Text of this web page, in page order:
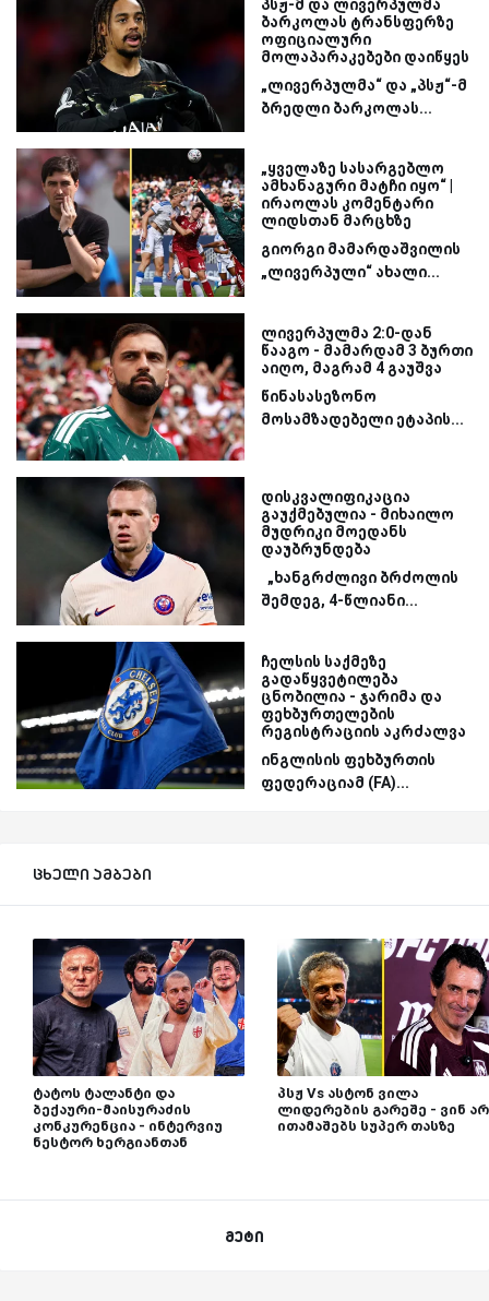
პსჟ-მ და ლივერპულმა
ბარკოლას ტრანსფერზე
ოფიციალური
მოლაპარაკებები დაიწყეს
„ლივერპულმა“ და „პსჟ“-მ
ბრედლი ბარკოლას...
„ყველაზე სასარგებლო
ამხანაგური მატჩი იყო“ |
ირაოლას კომენტარი
ლიდსთან მარცხზე
გიორგი მამარდაშვილის
„ლივერპული“ ახალი...
ლივერპულმა 2:0-დან
წააგო - მამარდამ 3 ბურთი
აიღო, მაგრამ 4 გაუშვა
წინასასეზონო
მოსამზადებელი ეტაპის...
დისკვალიფიკაცია
გაუქმებულია - მიხაილო
მუდრიკი მოედანს
დაუბრუნდება
„ხანგრძლივი ბრძოლის
შემდეგ, 4-წლიანი...
ჩელსის საქმეზე
გადაწყვეტილება
ცნობილია - ჯარიმა და
ფეხბურთელების
რეგისტრაციის აკრძალვა
ინგლისის ფეხბურთის
ფედერაციამ (FA)...
ცხელი ამბები
ტატოს ტალანტი და
ბექაური-მაისურაძის
კონკურენცია - ინტერვიუ
ნესტორ ხერგიანთან
პსჟ Vs ასტონ ვილა
ლიდერების გარეშე - ვინ არ
ითამაშებს სუპერ თასზე
მეტი